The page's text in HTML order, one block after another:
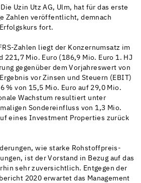
Uzin Utz AG, Ulm, hat für das erste
Zahlen veröffentlicht, demnach
fort.
Zahlen liegt der Konzernumsatz im
221,7 Mio. Euro (186,9 Mio. Euro 1. HJ
gegenüber dem Vorjahreswert von
vor Zinsen und Steuern (EBIT)
% von 15,5 Mio. Euro auf 29,0 Mio.
Wachstum resultiert unter
Sondereinfluss von 1,3 Mio.
eines Investment Properties zurück
wie starke Rohstoffpreis-
ist der Vorstand in Bezug auf das
sehr zuversichtlich. Entgegen der
2020 erwartet das Management